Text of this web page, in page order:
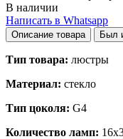
В наличии
Написать в Whatsapp
Описание товара
Тип товара: люстры
Материал: стекло
Тип цоколя: G4
Количество ламп: